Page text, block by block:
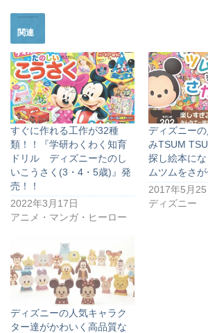
関連
すぐに作れる工作が32種
類！！『学研わくわく知育
ドリル ディズニーたのし
いこうさく(3・4・5歳)』発
売！！
2022年3月17日
アニメ・マンガ・ヒーロー
ディズニー
みTSUM
探し絵本に
ムツムをさ
2017年5月25
ディズニー
ディズニーの人気キャラク
ター達がかわいく高品質な